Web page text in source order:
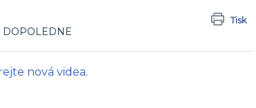
Tisk
nová videa.